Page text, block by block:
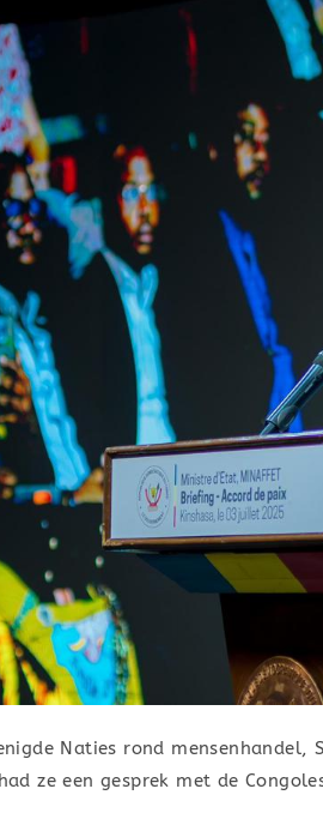
Naties rond
ze een gesprek met de